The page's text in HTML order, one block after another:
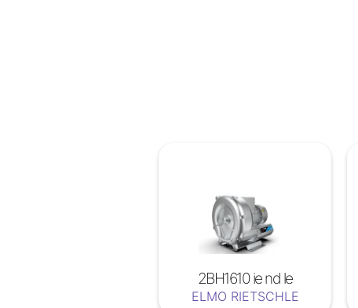
2BH1610 ie nd le
ELMO RIETSCHLE